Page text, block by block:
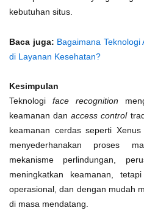
kebutuhan situs.
Baca juga: Bagaimana
di Layanan Kesehatan?
Kesimpulan
Teknologi face recognition
keamanan danaccess control
keamanan cerdas seperti
menyederhanakan proses
mekanisme perlindungan,
meningkatkan keamanan,
operasional, dan dengan mudah
di masa mendatang.